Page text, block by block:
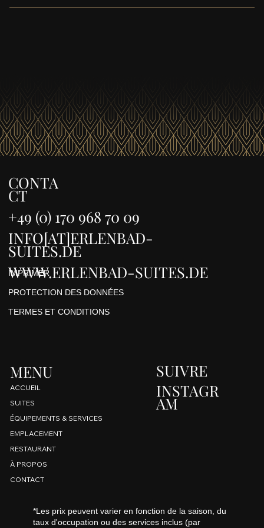
CONTA
CT
INFO[AT]ERLENBAD-
SUITES.DE
+49 (0) 170 968 70 09
WWW.ERLENBAD-SUITES.DE
IMPRIMER
PROTECTION DES DONNÉES
TERMES ET CONDITIONS
MENU
ACCUEIL
SUITES
ÉQUIPEMENTS & SERVICES
EMPLACEMENT
RESTAURANT
À PROPOS
CONTACT
SUIVRE
INSTAGR
AM
*Les prix peuvent varier en fonction de la saison, du
taux d'occupation ou des services inclus (par